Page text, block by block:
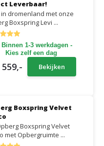
Leverbaar!
dromenland met onze
Boxspring Levi ...
Binnen 1-3 werkdagen -
Kies zelf een dag
559,- Bekijken
Boxspring Velvet
Boxspring Velvet
met Opbergruimte ...